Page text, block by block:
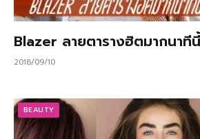
Blazer ลายตารางฮิตมากนาที
2018/09/10
BEAUTY